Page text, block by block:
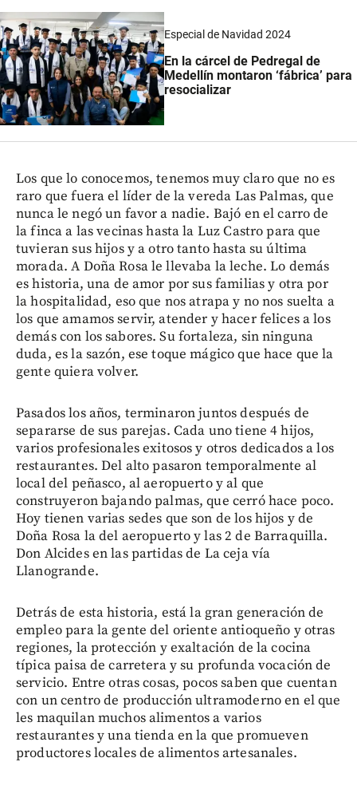
Especial de Navidad 2024
En la cárcel de Pedregal de
Medellín montaron ‘fábrica’ para
resocializar
Los que lo conocemos, tenemos muy claro que no es
raro que fuera el líder de la vereda Las Palmas, que
nunca le negó un favor a nadie. Bajó en el carro de
la finca a las vecinas hasta la Luz Castro para que
tuvieran sus hijos y a otro tanto hasta su última
morada. A Doña Rosa le llevaba la leche. Lo demás
es historia, una de amor por sus familias y otra por
la hospitalidad, eso que nos atrapa y no nos suelta a
los que amamos servir, atender y hacer felices a los
demás con los sabores. Su fortaleza, sin ninguna
duda, es la sazón, ese toque mágico que hace que la
gente quiera volver.
Pasados los años, terminaron juntos después de
separarse de sus parejas. Cada uno tiene 4 hijos,
varios profesionales exitosos y otros dedicados a los
restaurantes. Del alto pasaron temporalmente al
local del peñasco, al aeropuerto y al que
construyeron bajando palmas, que cerró hace poco.
Hoy tienen varias sedes que son de los hijos y de
Doña Rosa la del aeropuerto y las 2 de Barraquilla.
Don Alcides en las partidas de La ceja vía
Llanogrande.
Detrás de esta historia, está la gran generación de
empleo para la gente del oriente antioqueño y otras
regiones, la protección y exaltación de la cocina
típica paisa de carretera y su profunda vocación de
servicio. Entre otras cosas, pocos saben que cuentan
con un centro de producción ultramoderno en el que
les maquilan muchos alimentos a varios
restaurantes y una tienda en la que promueven
productores locales de alimentos artesanales.